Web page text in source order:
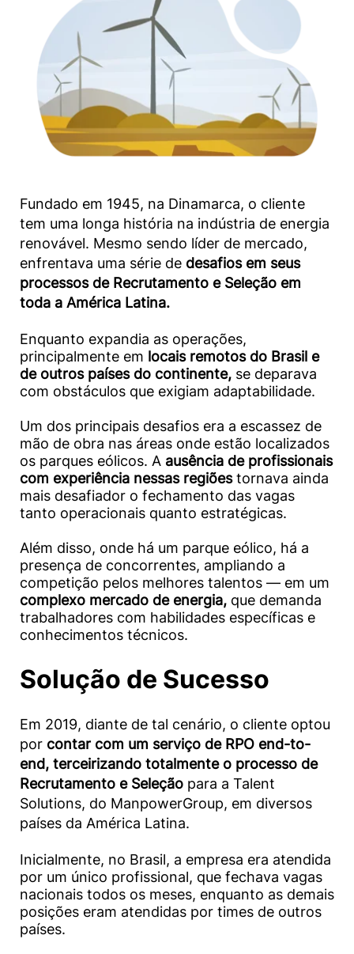
Fundado em 1945, na Dinamarca, o cliente
tem uma longa história na indústria de energia
renovável. Mesmo sendo líder de mercado,
enfrentava uma série de desafios em seus
processos de Recrutamento e Seleção em
toda a América Latina.
Enquanto expandia as operações,
principalmente em locais remotos do Brasil e
de outros países do continente, se deparava
com obstáculos que exigiam adaptabilidade.
Um dos principais desafios era a escassez de
mão de obra nas áreas onde estão localizados
os parques eólicos. A ausência de profissionais
com experiência nessas regiõestornava ainda
mais desafiador o fechamento das vagas
tanto operacionais quanto estratégicas.
Além disso, onde há um parque eólico, há a
presença de concorrentes, ampliando a
competição pelos melhores talentos — em um
complexo mercado de energia, que demanda
trabalhadores com habilidades específicas e
conhecimentos técnicos.
Solução de Sucesso
Em 2019, diante de tal cenário, o cliente optou
por contar com um serviço de RPO end-to-
end, terceirizando totalmente o processo de
Recrutamento e Seleção para a Talent
Solutions, do ManpowerGroup, em diversos
países da América Latina.
Inicialmente, no Brasil, a empresa era atendida
por um único profissional, que fechava vagas
nacionais todos os meses, enquanto as demais
posições eram atendidas por times de outros
países.